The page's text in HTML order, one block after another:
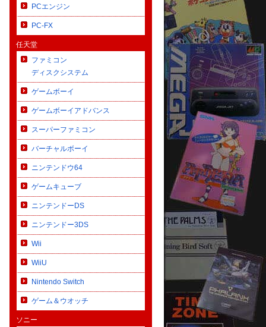
PCエンジン
PC-FX
任天堂
ファミコン
ディスクシステム
ゲームボーイ
ゲームボーイアドバンス
スーパーファミコン
バーチャルボーイ
ニンテンドウ64
ゲームキューブ
ニンテンドーDS
ニンテンドー3DS
Wii
WiiU
Nintendo Switch
ゲーム＆ウオッチ
ソニー